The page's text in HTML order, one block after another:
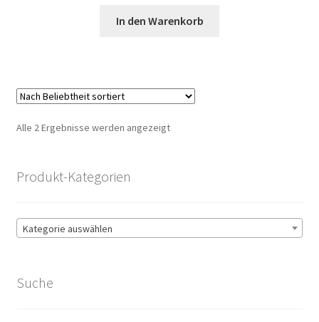
In den Warenkorb
Alle 2 Ergebnisse werden angezeigtNach
Produkt-Kategorien
Kategorie auswählen
Suche